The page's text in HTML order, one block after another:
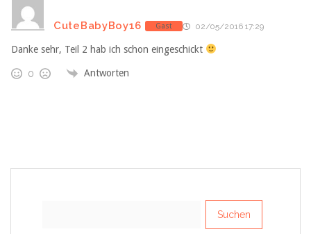
CuteBabyBoy16 Gast 02/05/2016 17:29
Danke sehr, Teil 2 hab ich schon eingeschickt
0 Antworten